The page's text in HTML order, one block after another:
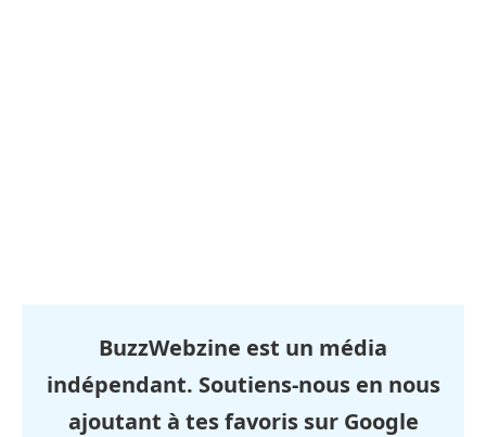
BuzzWebzine est un média
indépendant. Soutiens-nous en nous
ajoutant à tes favoris sur Google